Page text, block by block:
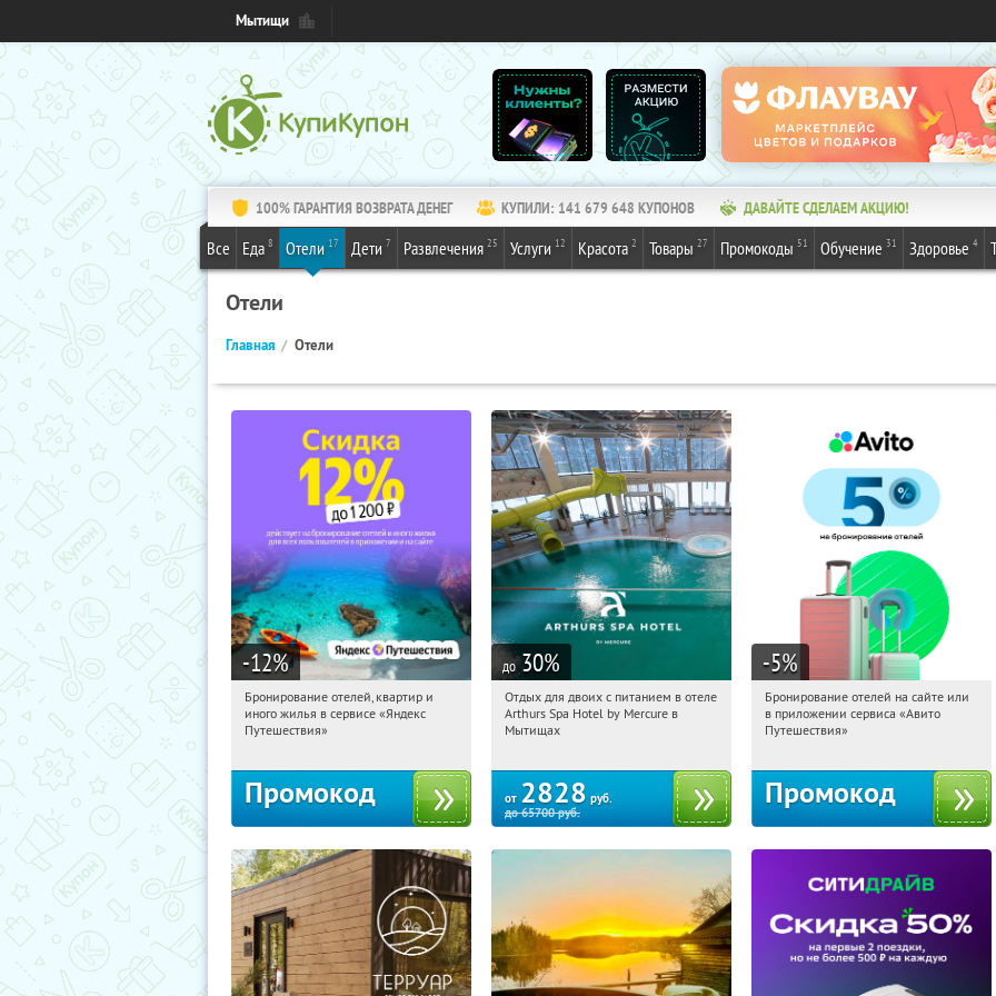
Мытищи
100% ГАРАНТИЯ ВОЗВРАТА ДЕНЕГ КУПИЛИ: 141 679 648 КУПОНОВ ДАВАЙТЕ СДЕЛАЕМ АКЦИЮ!
Все Еда 8 Отели 17 Дети 7 Развлечения 25 Услуги 12 Красота 2 Товары 27 Промокоды 51 Обучение 31 Здоровье 4
Отели
Главная Отели
-12%
02:28:15
Получи первым!
Россия
Бронирование отелей, квартир и
иного жилья в сервисе «Яндекс
Путешествия»
Промокод
до 30%
02:28:15
Купи первым!
Московская обл., г. Мытищи, д.
Отдых для двоих с питанием в отеле
Arthurs Spa Hotel by Mercure в
Мытищах
от 2828 руб.
до65700руб.
-5%
02:28:15
Получи первым!
Россия
Бронирование отелей на сайте или
в приложении сервиса «Авито
Путешествия»
Промокод